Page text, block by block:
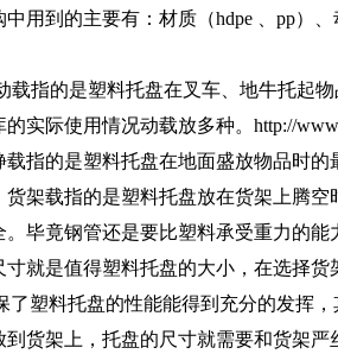
用到的主要有：材质（hdpe 、pp）
载指的是塑料托盘在叉车、地牛托起
实际使用情况动载放多种。http://
指的是塑料托盘在地面盛放物品时
架载指的是塑料托盘放在货架上腾
毕竟钢管还是要比塑料承受重力的能
寸就是值得塑料托盘的大小，在选择
了塑料托盘的性能能得到充分的发挥
货架上，托盘的尺寸就需要和货架严